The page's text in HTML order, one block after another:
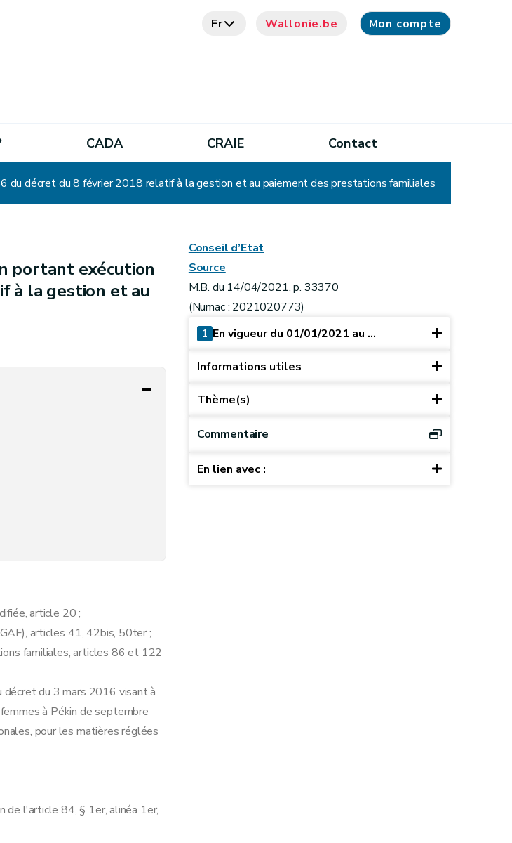
Fr Wallonie.be Mon compte
CADA CRAIE Contact
décret du 8 février 2018 relatif à la gestion et au paiement des prestations familiales
portant exécution
à la gestion et au
article 20 ;
articles 41, 42bis, 50ter ;
familiales, articles 86 et 122
du 3 mars 2016 visant à
à Pékin de septembre
pour les matières réglées
de l'article 84, § 1er, alinéa 1er,
Conseil d’Etat
Source
M.B. du 14/04/2021, p. 33370
(Numac : 2021020773)
1 En vigueur du 01/01/2021 au ...
Informations utiles
Thème(s)
Commentaire
En lien avec :